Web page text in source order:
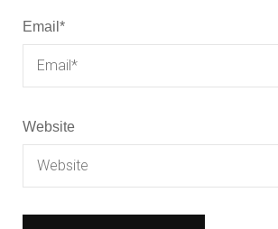
Email *
Website